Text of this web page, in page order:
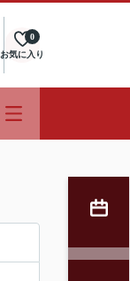
お気に入り
0